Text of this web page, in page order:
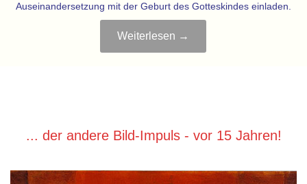
Auseinandersetzung mit der Geburt des Gotteskindes einladen.
Weiterlesen →
... der andere Bild-Impuls - vor 15 Jahren!